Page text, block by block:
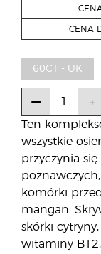
Ten
wszystkie
przyczynia
komórki
mangan.
skórki
witaminy
CENA
60CT - UK